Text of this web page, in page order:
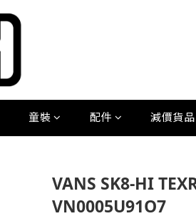
童裝 配件 減價貨品
VANS SK8-HI
VN0005U91O7